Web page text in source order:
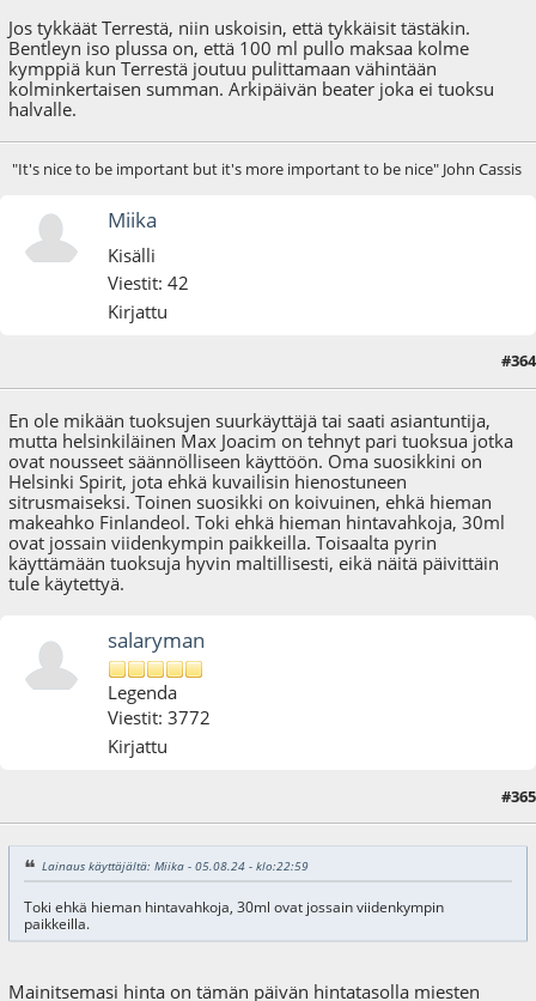
Jos tykkäät Terrestä, niin uskoisin, että tykkäisit tästäkin.
Bentleyn iso plussa on, että 100 ml pullo maksaa kolme
kymppiä kun Terrestä joutuu pulittamaan vähintään
kolminkertaisen summan. Arkipäivän beater joka ei tuoksu
halvalle.
"It's nice to be important but it's more important to be nice" John Cassis
Miika
Kisälli
Viestit: 42
Kirjattu
#364
En ole mikään tuoksujen suurkäyttäjä tai saati asiantuntija,
mutta helsinkiläinen Max Joacim on tehnyt pari tuoksua jotka
ovat nousseet säännölliseen käyttöön. Oma suosikkini on
Helsinki Spirit, jota ehkä kuvailisin hienostuneen
sitrusmaiseksi. Toinen suosikki on koivuinen, ehkä hieman
makeahko Finlandeol. Toki ehkä hieman hintavahkoja, 30ml
ovat jossain viidenkympin paikkeilla. Toisaalta pyrin
käyttämään tuoksuja hyvin maltillisesti, eikä näitä päivittäin
tule käytettyä.
salaryman
Legenda
Viestit: 3772
Kirjattu
#365
Lainaus käyttäjältä: Miika - 05.08.24 - klo:22:59
Toki ehkä hieman hintavahkoja, 30ml ovat jossain viidenkympin
paikkeilla.
Mainitsemasi hinta on tämän päivän hintatasolla miesten